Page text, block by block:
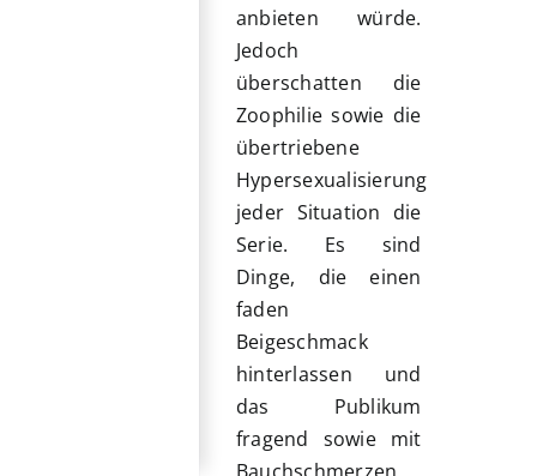
anbieten würde.
Jedoch
überschatten die
Zoophilie sowie die
übertriebene
Hypersexualisierung
jeder Situation die
Serie. Es sind
Dinge, die einen
faden
Beigeschmack
hinterlassen und
das Publikum
fragend sowie mit